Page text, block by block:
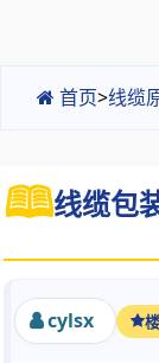
首页>线缆
线缆包
cylsx